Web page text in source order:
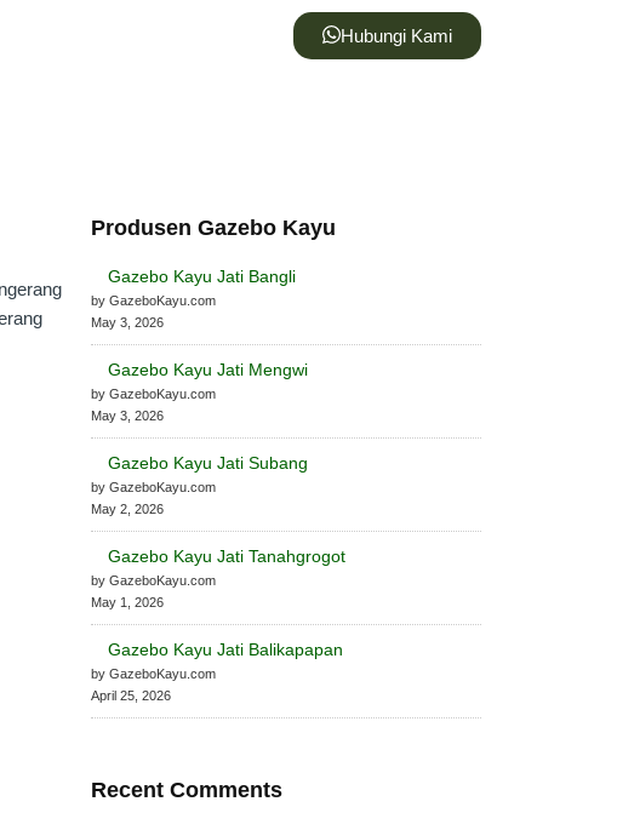
Hubungi Kami
Produsen Gazebo Kayu
Gazebo Kayu Jati Bangli
by GazeboKayu.com
May 3, 2026
Gazebo Kayu Jati Mengwi
by GazeboKayu.com
May 3, 2026
Gazebo Kayu Jati Subang
by GazeboKayu.com
May 2, 2026
Gazebo Kayu Jati Tanahgrogot
by GazeboKayu.com
May 1, 2026
Gazebo Kayu Jati Balikapapan
by GazeboKayu.com
April 25, 2026
Recent Comments